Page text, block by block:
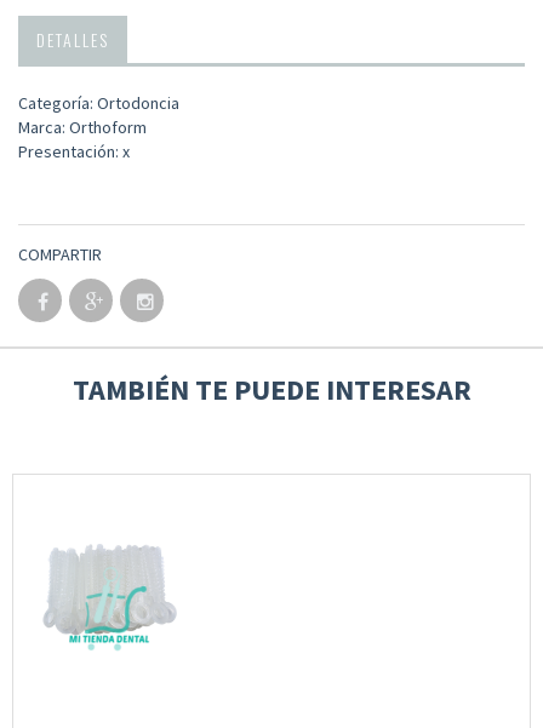
DETALLES
Categoría: Ortodoncia
Marca: Orthoform
Presentación: x
COMPARTIR
TAMBIÉN TE PUEDE INTERESAR